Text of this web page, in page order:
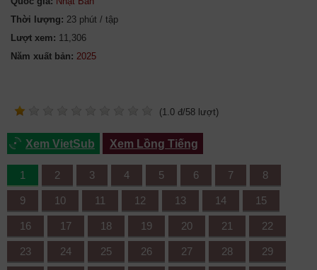
Thời lượng: 23 phút / tập
Lượt xem: 11,306
Năm xuất bản:
(1.0 đ/58 lượt)
Xem VietSub Xem Lồng Tiếng
1 2 3 4 5 6 7 8
9 10 11 12 13 14 15
16 17 18 19 20 21 22
23 24 25 26 27 28 29